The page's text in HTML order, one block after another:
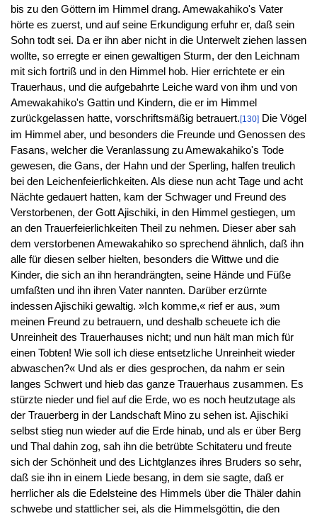
bis zu den Göttern im Himmel drang. Amewakahiko's Vater
hörte es zuerst, und auf seine Erkundigung erfuhr er, daß sein
Sohn todt sei. Da er ihn aber nicht in die Unterwelt ziehen lassen
wollte, so erregte er einen gewaltigen Sturm, der den Leichnam
mit sich fortriß und in den Himmel hob. Hier errichtete er ein
Trauerhaus, und die aufgebahrte Leiche ward von ihm und von
Amewakahiko's Gattin und Kindern, die er im Himmel
zurückgelassen hatte, vorschriftsmäßig betrauert.[130]Die Vögel
im Himmel aber, und besonders die Freunde und Genossen des
Fasans, welcher die Veranlassung zu Amewakahiko's Tode
gewesen, die Gans, der Hahn und der Sperling, halfen treulich
bei den Leichenfeierlichkeiten. Als diese nun acht Tage und acht
Nächte gedauert hatten, kam der Schwager und Freund des
Verstorbenen, der Gott Ajischiki, in den Himmel gestiegen, um
an den Trauerfeierlichkeiten Theil zu nehmen. Dieser aber sah
dem verstorbenen Amewakahiko so sprechend ähnlich, daß ihn
alle für diesen selber hielten, besonders die Wittwe und die
Kinder, die sich an ihn herandrängten, seine Hände und Füße
umfaßten und ihn ihren Vater nannten. Darüber erzürnte
indessen Ajischiki gewaltig. »Ich komme,« rief er aus, »um
meinen Freund zu betrauern, und deshalb scheuete ich die
Unreinheit des Trauerhauses nicht; und nun hält man mich für
einen Tobten! Wie soll ich diese entsetzliche Unreinheit wieder
abwaschen?« Und als er dies gesprochen, da nahm er sein
langes Schwert und hieb das ganze Trauerhaus zusammen. Es
stürzte nieder und fiel auf die Erde, wo es noch heutzutage als
der Trauerberg in der Landschaft Mino zu sehen ist. Ajischiki
selbst stieg nun wieder auf die Erde hinab, und als er über Berg
und Thal dahin zog, sah ihn die betrübte Schitateru und freute
sich der Schönheit und des Lichtglanzes ihres Bruders so sehr,
daß sie ihn in einem Liede besang, in dem sie sagte, daß er
herrlicher als die Edelsteine des Himmels über die Thäler dahin
schwebe und stattlicher sei, als die Himmelsgöttin, die den